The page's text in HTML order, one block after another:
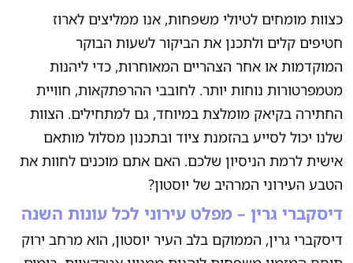
כצוות מומחים לטיולי משפחות, אנו ממליצים לארוז
חטיפים קלים ולתכנן את הביקור לשעות הבוקר
המוקדמות או אחר הצהריים המאוחרות, כדי ליהנות
מטמפרטורות נוחות יותר. לחובבי ההרפתקאות, חוויית
החתירה בקיאק מומלצת במיוחד, גם למתחילים. הצוות
שלנו יכול לסייע בהזמנת ציוד ובתכנון מסלול מותאם
אישית לרמת הניסיון שלכם. האם אתם מוכנים לחוות את
הטבע העירוני המרהיב של יוסטון?
דיסקברי גרין – מפלט עירוני לכל עונות השנה
דיסקברי גרין, הממוקם בלב העיר יוסטון, הוא מרחב ירוק